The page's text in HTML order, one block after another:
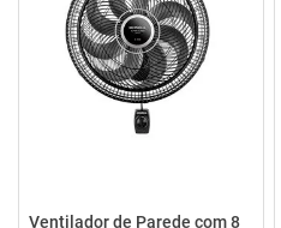
Ventilador de Parede com 8